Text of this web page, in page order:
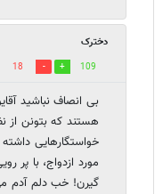
دخترک
109
18
بی انصاف نباشید
هستند که بتونن
خواستگارهایی
مورد ازدواج، با پر
گیرن! خب دلم آدم